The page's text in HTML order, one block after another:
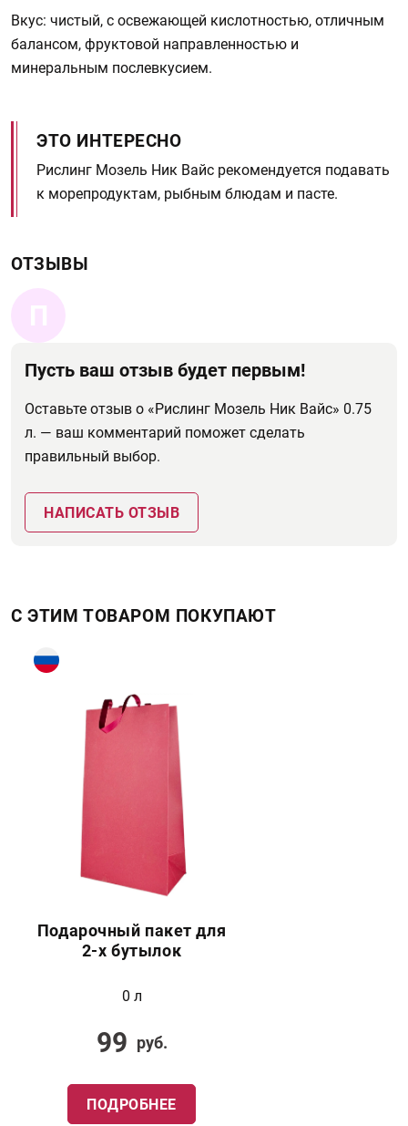
Вкус: чистый, с освежающей кислотностью, отличным
балансом, фруктовой направленностью и
минеральным послевкусием.
ЭТО ИНТЕРЕСНО
Рислинг Мозель Ник Вайс рекомендуется подавать
к морепродуктам, рыбным блюдам и пасте.
ОТЗЫВЫ
П
Пусть ваш отзыв будет первым!
Оставьте отзыв о «Рислинг Мозель Ник Вайс» 0.75
л. — ваш комментарий поможет сделать
правильный выбор.
НАПИСАТЬ ОТЗЫВ
С ЭТИМ ТОВАРОМ ПОКУПАЮТ
Подарочный пакет для
2-х бутылок
0 л
99 руб.
ПОДРОБНЕЕ